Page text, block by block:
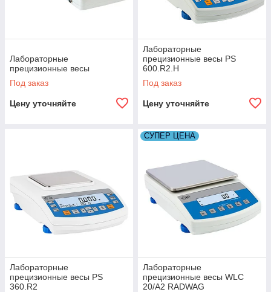
Лабораторные
прецизионные весы
Под заказ
Цену уточняйте
Лабораторные
прецизионные весы PS
600.R2.H
Под заказ
Цену уточняйте
Лабораторные
прецизионные весы PS
360.R2
СУПЕР ЦЕНА
Лабораторные
прецизионные весы WLC
20/A2 RADWAG